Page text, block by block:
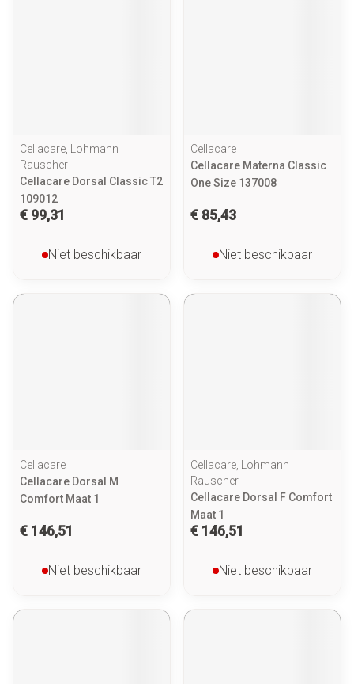
Cellacare, Lohmann
Rauscher
Cellacare Dorsal Classic T2
109012
€ 99,31
Niet beschikbaar
Cellacare
Cellacare Materna Classic
One Size 137008
€ 85,43
Niet beschikbaar
Cellacare
Cellacare Dorsal M
Comfort Maat 1
€ 146,51
Niet beschikbaar
Cellacare, Lohmann
Rauscher
Cellacare Dorsal F Comfort
Maat 1
€ 146,51
Niet beschikbaar